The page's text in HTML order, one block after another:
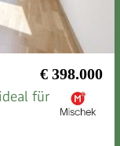
€ 398.000
für